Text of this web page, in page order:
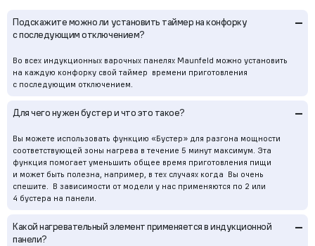
Подскажите можно ли установить таймер на конфорку
с последующим отключением?
–
Во всех индукционных варочных панелях Maunfeld можно установить
на каждую конфорку свой таймер времени приготовления
с последующим отключением.
Для чего нужен бустер и что это такое? –
Вы можете использовать функцию «Бустер» для разгона мощности
соответствующей зоны нагрева в течение 5 минут максимум. Эта
функция помогает уменьшить общее время приготовления пищи
и может быть полезна, например, в тех случаях когда Вы очень
спешите. В зависимости от модели у нас применяются по 2 или
4 бустера на панели.
Какой нагревательный элемент применяется в индукционной
панели?
–